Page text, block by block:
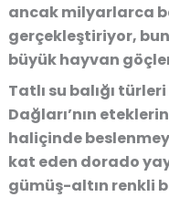
ancak milyarlarca
gerçekleştiriyor,
büyük hayvan
Tatlı su balığı
Dağları’nın
haliçinde
kat eden dorado
gümüş-altın renkli